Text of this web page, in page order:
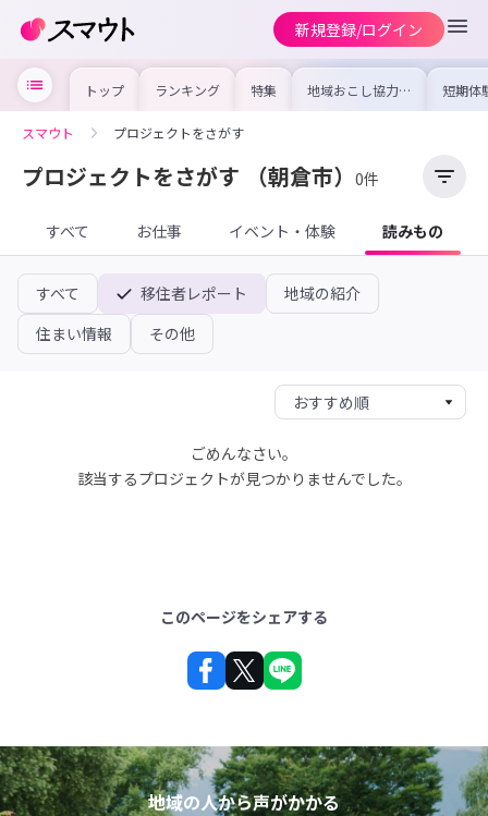
新規登録/ログイン
トップ ランキング 特集 地域おこし協力隊
の求人やイベント
を集めました！仕
けよう
短期体
り〜数
域を知
スマウト プロジェクトをさがす
プロジェクトをさがす （朝倉市） 0件
すべて お仕事 イベント・体験 読みもの
すべて 移住者レポート
地域の紹介
住まい情報
その他
ごめんなさい。
該当するプロジェクトが見つかりませんでした。
このページをシェアする
地域の人から声がかかる